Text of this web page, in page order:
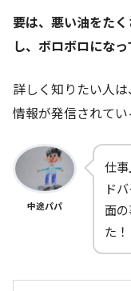
要は、悪い油をた
し、ボロボロにな
詳しく知りたい人
情報が発信されて
中途パパ
仕
ド
面
た！